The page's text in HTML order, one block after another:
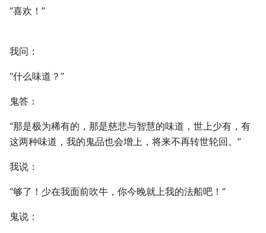
“喜欢！”
我问：
“什么味道？”
鬼答：
“那是极为稀有的，那是慈悲与智慧的味道，世上少有，有
这两种味道，我的鬼品也会增上，将来不再转世轮回。”
我说：
“够了！少在我面前吹牛，你今晚就上我的法船吧！”
鬼说：